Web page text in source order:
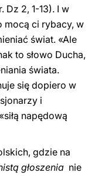
Dz 2, 1-13). I w
mocą ci rybacy, w
świat. «Ale
to słowo Ducha,
świata.
się dopiero w
i
napędową
gdzie na
głoszenia nie